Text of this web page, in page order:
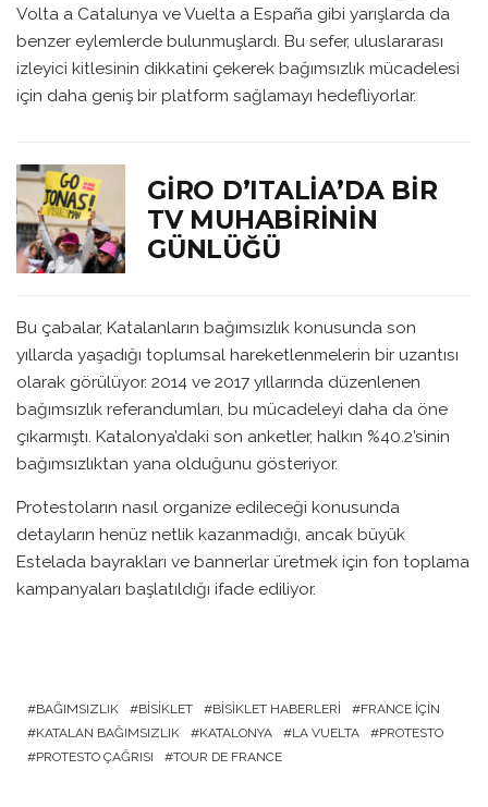
Volta a Catalunya ve Vuelta a España gibi yarışlarda da
benzer eylemlerde bulunmuşlardı. Bu sefer, uluslararası
izleyici kitlesinin dikkatini çekerek bağımsızlık mücadelesi
için daha geniş bir platform sağlamayı hedefliyorlar.
GIRO D’ITALIA’DA BIR
TV MUHABIRININ
GÜNLÜĞÜ
Bu çabalar, Katalanların bağımsızlık konusunda son
yıllarda yaşadığı toplumsal hareketlenmelerin bir uzantısı
olarak görülüyor. 2014 ve 2017 yıllarında düzenlenen
bağımsızlık referandumları, bu mücadeleyi daha da öne
çıkarmıştı. Katalonya’daki son anketler, halkın %40.2’sinin
bağımsızlıktan yana olduğunu gösteriyor.
Protestoların nasıl organize edileceği konusunda
detayların henüz netlik kazanmadığı, ancak büyük
Estelada bayrakları ve bannerlar üretmek için fon toplama
kampanyaları başlatıldığı ifade ediliyor.
BAĞIMSIZLIK BISIKLET BISIKLET HABERLERI
FRANCE İÇIN
KATALAN BAĞIMSIZLIK
KATALONYA LA VUELTA
PROTESTO
PROTESTO ÇAĞRISI
TOUR DE FRANCE